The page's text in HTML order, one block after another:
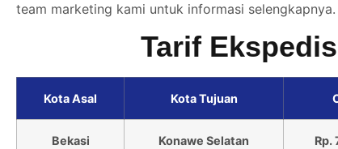
team marketing kami untuk informasi
Tarif
Kota Asal Kota Tujuan
Bekasi Konawe Selatan Rp.